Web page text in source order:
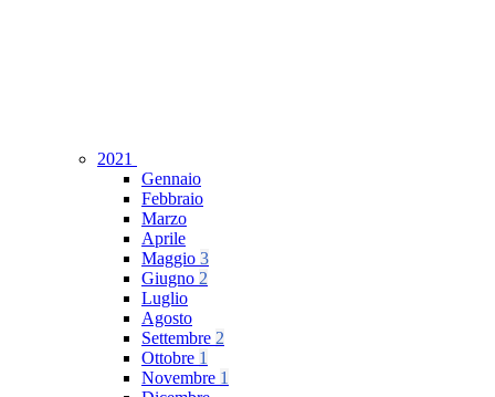
2021
Gennaio
Febbraio
Marzo
Aprile
Maggio 3
Giugno 2
Luglio
Agosto
Settembre 2
Ottobre 1
Novembre 1